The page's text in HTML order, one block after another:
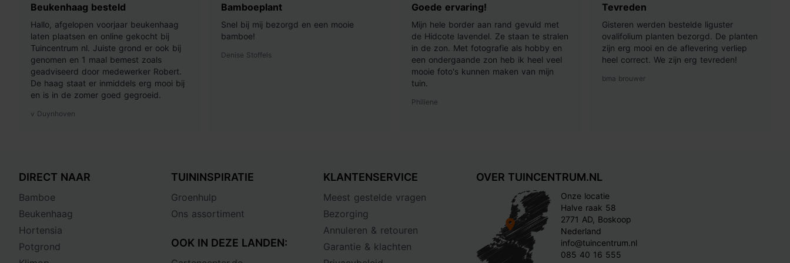
Beukenhaag besteld
Hallo, afgelopen voorjaar beukenhaag
laten plaatsen en online gekocht bij
Tuincentrum nl. Juiste grond er ook bij
genomen en 1 maal bemest zoals
geadviseerd door medewerker Robert.
De haag staat er inmiddels erg mooi bij
en is in de zomer goed gegroeid.
v Duynhoven
Bamboeplant
Snel bij mij bezorgd en een mooie
bamboe!
Denise Stoffels
Goede ervaring!
Mijn hele border aan rand gevuld met
de Hidcote lavendel. Ze staan te stralen
in de zon. Met fotografie als hobby en
een ondergaande zon heb ik heel veel
mooie foto's kunnen maken van mijn
tuin.
Philiene
Tevreden
Gisteren werden bestelde liguster
ovalifolium planten bezorgd. De planten
zijn erg mooi en de aflevering verliep
heel correct. We zijn erg tevreden!
bma brouwer
DIRECT NAAR
Bamboe
Beukenhaag
Hortensia
Potgrond
TUININSPIRATIE
Groenhulp
Ons assortiment
OOK IN DEZE LANDEN:
KLANTENSERVICE
Meest gestelde vragen
Bezorging
Annuleren & retouren
Garantie & klachten
OVER TUINCENTRUM.NL
Onze locatie
Halve raak 58
2771 AD, Boskoop
Nederland
info@tuincentrum.nl
085 40 16 555